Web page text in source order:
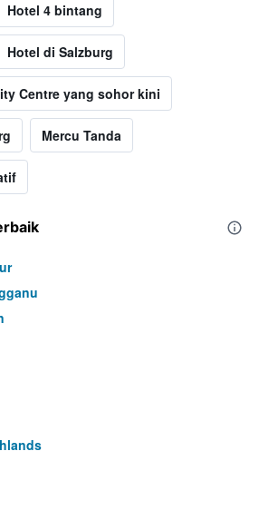
Hotel 4 bintang
Hotel di Salzburg
Centre yang sohor kini
Mercu Tanda